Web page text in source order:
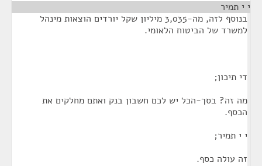
י י תמיר
בנוסף לזה, מה-3,035 מיליון שקל יורדים הוצאות מינהל
למשרד של הביטוח הלאומי.
די תיכון;
מה זה? בסך-הכל יש לכם חשבון בנק ואתם מחלקים את
הכסף.
י י תמיר;
זה עולה כסף.